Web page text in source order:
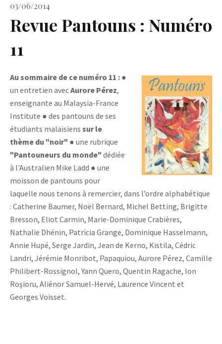
03/06/2014
Revue Pantouns : Numéro
11
Au sommaire de ce numéro 11 : ●
un entretien avecAurore Pérez,
enseignante au Malaysia-France
Institute ● des pantouns de ses
étudiants malaisiens sur le
thème du "noir" ● une rubrique
"Pantouneurs du monde" dédiée
à l'Australien Mike Ladd ● une
moisson de pantouns pour
laquelle nous tenons à remercier, dans l’ordre alphabétique
: Catherine Baumer, Noël Bernard, Michel Betting, Brigitte
Bresson, Eliot Carmin, Marie-Dominique Crabières,
Nathalie Dhénin, Patricia Grange, Dominique Hasselmann,
Annie Hupé, Serge Jardin, Jean de Kerno, Kistila, Cédric
Landri, Jérémie Monribot, Papaquiou, Aurore Pérez, Camille
Philibert-Rossignol, Yann Quero, Quentin Ragache, Ion
Roşioru, Aliénor Samuel-Hervé, Laurence Vincent et
Georges Voisset.